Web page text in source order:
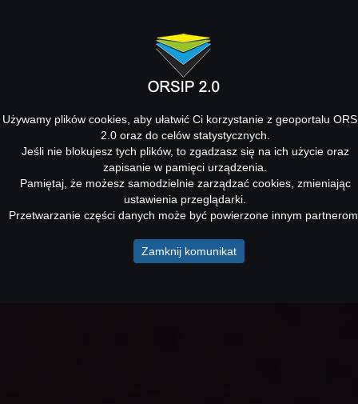
Używamy plików cookies, aby ułatwić Ci korzystanie z geoportalu
2.0 oraz do celów statystycznych.
Jeśli nie blokujesz tych plików, to zgadzasz się na ich użycie oraz
zapisanie w pamięci urządzenia.
Pamiętaj, że możesz samodzielnie zarządzać cookies, zmieniając
ustawienia przeglądarki.
Przetwarzanie części danych może być powierzone innym
Zamknij komunikat